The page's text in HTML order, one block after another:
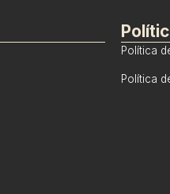
Política
Política